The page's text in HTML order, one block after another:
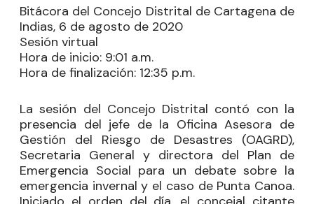
Bitácora del Concejo Distrital de Cartagena de
Indias, 6 de agosto de 2020
Sesión virtual
Hora de inicio: 9:01 a.m.
Hora de finalización: 12:35 p.m.
La sesión del Concejo Distrital contó con la
presencia del jefe de la Oficina Asesora de
Gestión del Riesgo de Desastres (OAGRD),
Secretaria General y directora del Plan de
Emergencia Social para un debate sobre la
emergencia invernal y el caso de Punta Canoa.